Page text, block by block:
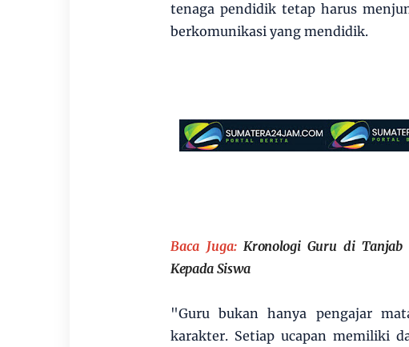
tenaga pendidik tetap harus
berkomunikasi yang mendidik.
Baca Juga:Kronologi Guru di Tanjab
Kepada Siswa
"Guru bukan hanya pengajar
karakter. Setiap ucapan memiliki